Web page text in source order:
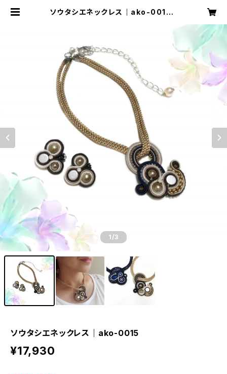
ソウタシエネックレス｜ako-0015 |
1/3
ソウタシエネックレス｜ako-0015
¥17,930